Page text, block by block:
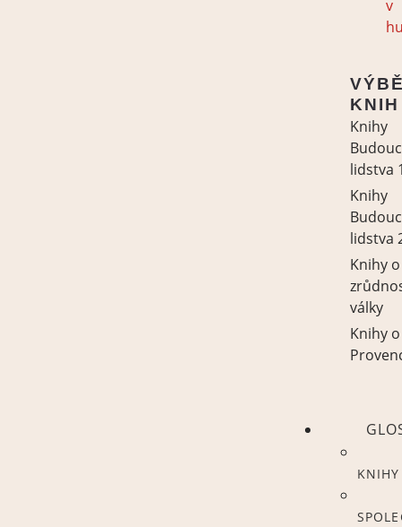
v
KNIH
Knihy
lidstva
Knihy
lidstva
Knihy o
války
Knihy o
KNIHY